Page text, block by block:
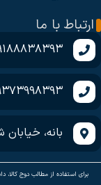
ارتباط با ما
بانه،
برای استفاده از مطالب دوج